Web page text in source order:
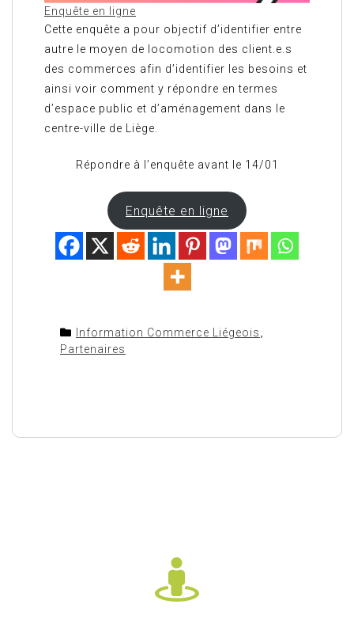
Enquête en ligne
Cette enquête a pour objectif d’identifier entre
autre le moyen de locomotion des client.e.s
des commerces afin d’identifier les besoins et
ainsi voir comment y répondre en termes
d’espace public et d’aménagement dans le
centre-ville de Liège.
Répondre à l’enquête avant le 14/01
Enquête en ligne
Information Commerce Liégeois
Partenaires